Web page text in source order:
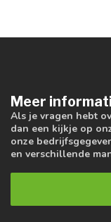
Meer
Als je vragen hebt
dan een kijkje op
onze
en verschillende